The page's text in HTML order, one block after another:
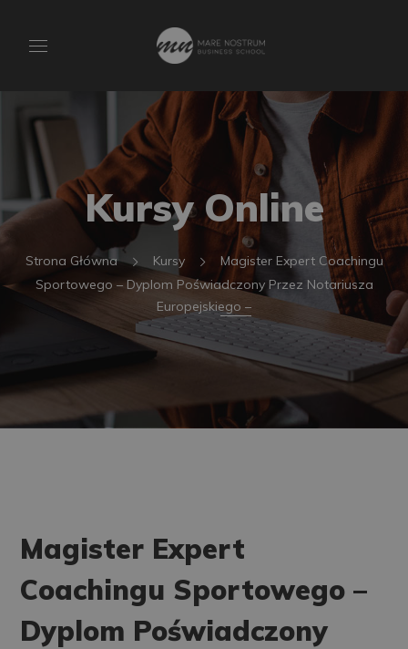
Kursy Online
Strona Główna Kursy
Magister Expert Coachingu
Sportowego – Dyplom Poświadczony Przez Notariusza
Europejskiego –
Magister Expert
Coachingu Sportowego –
Dyplom Poświadczony